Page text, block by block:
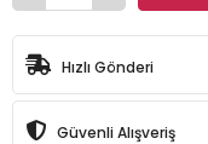
Hızlı Gönderi
Güvenli Alışveriş